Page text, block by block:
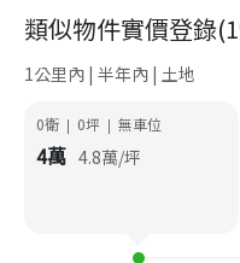
類似物件實價登錄(
1公里內 | 半年內 | 土地
0衛 | 0坪 | 無車位
4萬 4.8萬/坪